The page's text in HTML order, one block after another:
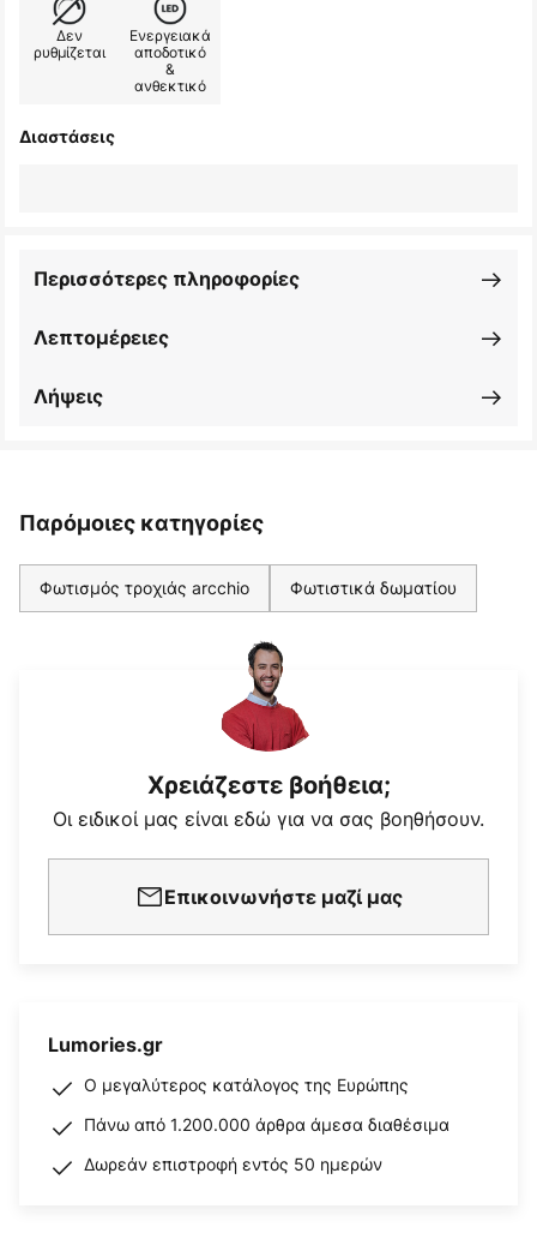
Δεν
ρυθμίζεται
Ενεργειακά
αποδοτικό
&
ανθεκτικό
Διαστάσεις
Λεπτομέρειες
Περισσότερες πληροφορίες
Λήψεις
Παρόμοιες κατηγορίες
Φωτισμός τροχιάς arcchio Φωτιστικά δωματίου
Χρειάζεστε βοήθεια;
Οι ειδικοί μας είναι εδώ για να σας βοηθήσουν.
Επικοινωνήστε μαζί μας
Lumories.gr
Ο μεγαλύτερος κατάλογος της Ευρώπης
Πάνω από 1.200.000 άρθρα άμεσα διαθέσιμα
Δωρεάν επιστροφή εντός 50 ημερών